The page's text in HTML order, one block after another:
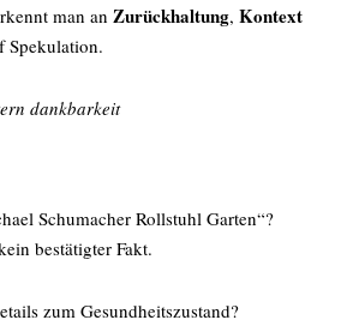
man an Zurückhaltung, Kontext
Spekulation.
dankbarkeit
Schumacher Rollstuhl Garten“?
bestätigter Fakt.
zum Gesundheitszustand?